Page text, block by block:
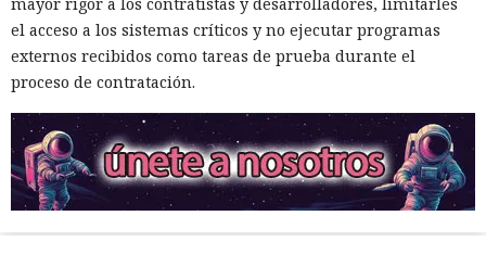
el acceso a los sistemas críticos y no ejecutar programas
externos recibidos como tareas de prueba durante el
proceso de contratación.